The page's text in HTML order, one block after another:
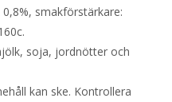
smakförstärkare:
soja, jordnötter och
kan ske. Kontrollera